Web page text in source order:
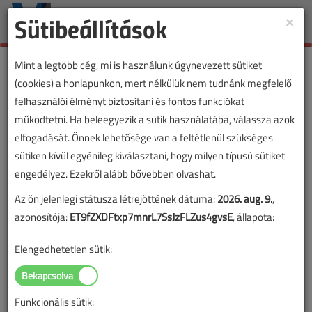
Toggle
×
Sütibeállítások
Mint a legtöbb cég, mi is használunk úgynevezett sütiket
(cookies) a honlapunkon, mert nélkülük nem tudnánk megfelelő
felhasználói élményt biztosítani és fontos funkciókat
működtetni. Ha beleegyezik a sütik használatába, válassza azok
elfogadását. Önnek lehetősége van a feltétlenül szükséges
sütiken kívül egyénileg kiválasztani, hogy milyen típusú sütiket
engedélyez. Ezekről alább bővebben olvashat.
Az ön jelenlegi státusza létrejöttének dátuma:2026. aug. 9.,
azonosítója:ET9fZXDFtxp7mnrL7SsJzFLZus4gvsE, állapota:
Elengedhetetlen sütik:
Funkcionális sütik: